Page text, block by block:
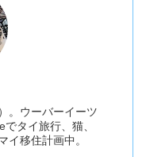
。ウーバーイーツ
タイ旅行、猫、
イ移住計画中。